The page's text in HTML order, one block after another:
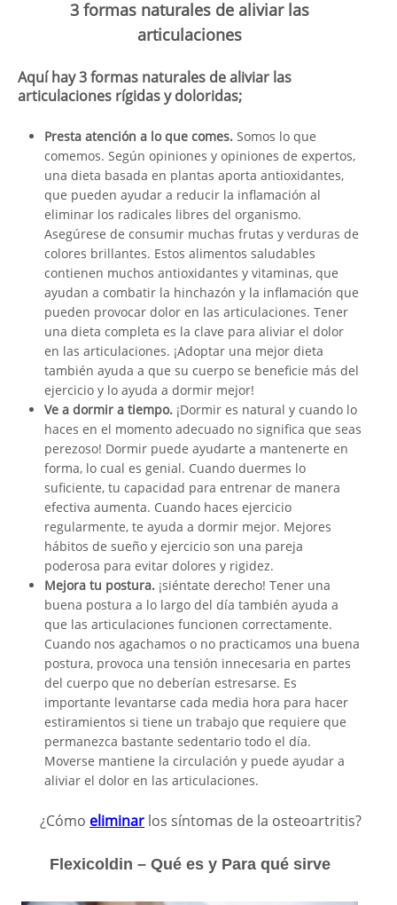
3 formas naturales de aliviar las
articulaciones
Aquí hay 3 formas naturales de aliviar las
articulaciones rígidas y doloridas;
Presta atención a lo que comes. Somos lo que
comemos. Según opiniones y opiniones de expertos,
una dieta basada en plantas aporta antioxidantes,
que pueden ayudar a reducir la inflamación al
eliminar los radicales libres del organismo.
Asegúrese de consumir muchas frutas y verduras de
colores brillantes. Estos alimentos saludables
contienen muchos antioxidantes y vitaminas, que
ayudan a combatir la hinchazón y la inflamación que
pueden provocar dolor en las articulaciones. Tener
una dieta completa es la clave para aliviar el dolor
en las articulaciones. ¡Adoptar una mejor dieta
también ayuda a que su cuerpo se beneficie más del
ejercicio y lo ayuda a dormir mejor!
Ve a dormir a tiempo. ¡Dormir es natural y cuando lo
haces en el momento adecuado no significa que seas
perezoso! Dormir puede ayudarte a mantenerte en
forma, lo cual es genial. Cuando duermes lo
suficiente, tu capacidad para entrenar de manera
efectiva aumenta. Cuando haces ejercicio
regularmente, te ayuda a dormir mejor. Mejores
hábitos de sueño y ejercicio son una pareja
poderosa para evitar dolores y rigidez.
Mejora tu postura. ¡siéntate derecho! Tener una
buena postura a lo largo del día también ayuda a
que las articulaciones funcionen correctamente.
Cuando nos agachamos o no practicamos una buena
postura, provoca una tensión innecesaria en partes
del cuerpo que no deberían estresarse. Es
importante levantarse cada media hora para hacer
estiramientos si tiene un trabajo que requiere que
permanezca bastante sedentario todo el día.
Moverse mantiene la circulación y puede ayudar a
aliviar el dolor en las articulaciones.
¿Cómo eliminar los síntomas de la osteoartritis?
Flexicoldin – Qué es y Para qué sirve